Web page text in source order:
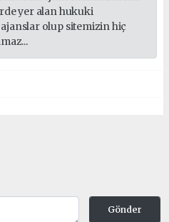
yer alan hukuki
olup sitemizin hiç
Gönder